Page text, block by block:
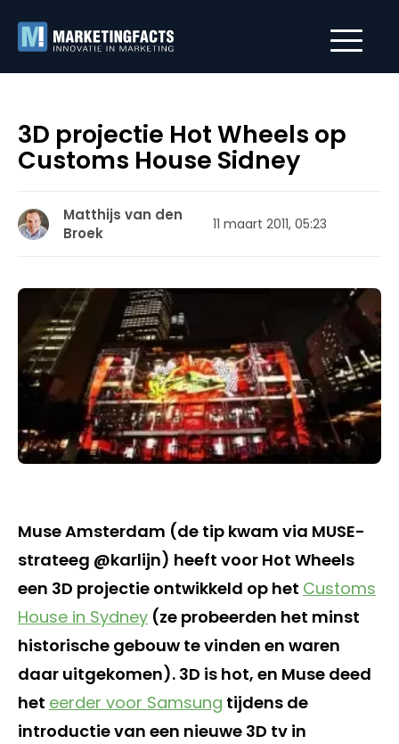
3D projectie Hot Wheels op
Customs House Sidney
Matthijs van den
Broek
11 maart 2011, 05:23
Muse Amsterdam (de tip kwam via MUSE-
strateeg @karlijn) heeft voor Hot Wheels
een 3D projectie ontwikkeld op het Customs
House in Sydney (ze probeerden het minst
historische gebouw te vinden en waren
daar uitgekomen). 3D is hot, en Muse deed
het eerder voor Samsung tijdens de
introductie van een nieuwe 3D tv in